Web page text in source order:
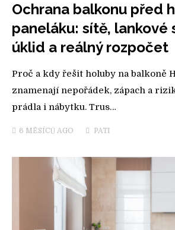
Ochrana balkonu před
paneláku: sítě, lankové
úklid a reálný rozpočet
Proč a kdy řešit holuby na balkoně
znamenají nepořádek, zápach a
prádla i nábytku. Trus…
6 MĚSÍCŮ AGO PATI